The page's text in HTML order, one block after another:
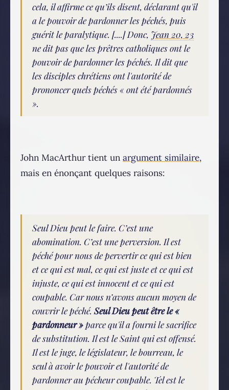
cela, il affirme ce qu’ils disent, déclarant qu'il
a le pouvoir de pardonner les péchés, puis
guérit le paralytique. [....] Donc, Jean 20, 23
ne dit pas que les prêtres catholiques ont le
pouvoir de pardonner les péchés. Il dit que
les disciples chrétiens ont l'autorité de
prononcer quels péchés « ont été pardonnés
».
John MacArthur tient un argument similaire,
mais en énonçant quelques raisons:
Seul Dieu peut le faire. C’est une
abomination. C’est une perversion. Il est
péché pour nous de pervertir ce qui est bien
et ce qui est mal, ce qui est juste et ce qui est
injuste, ce qui est innocent et ce qui est
coupable. Car nous n’avons aucun moyen de
couvrir le péché. Seul Dieu peut être le «
pardonneur »parce qu'il a fourni le sacrifice
de substitution. Il est le Saint qui est offensé.
Il est le juge, le législateur, le bourreau, le
seul à avoir le pouvoir et l'autorité de
pardonner au pécheur coupable. Tel est le